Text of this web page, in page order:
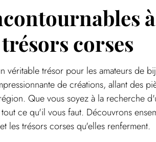
à
corses
véritable trésor pour les amateurs de
de créations, allant des
Que vous soyez à la recherche
ce qu'il vous faut. Découvrons
les trésors corses qu'elles renferment.